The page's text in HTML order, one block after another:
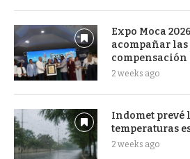
Expo Moca
acompañar
compensación
2 weeks ago
Indomet prevé
temperaturas
2 weeks ago